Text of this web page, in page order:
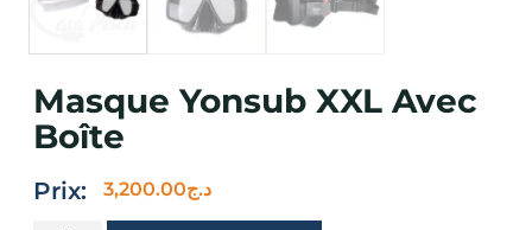
Masque Yonsub XXL Avec
Boîte
Prix: د.ج3,200.00